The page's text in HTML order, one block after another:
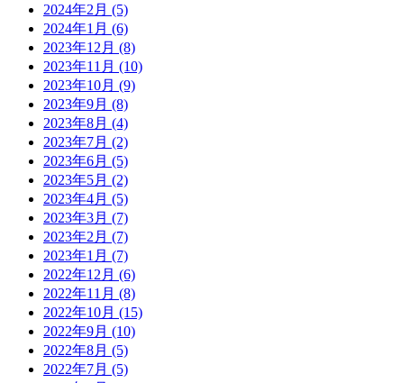
2024年2月 (5)
2024年1月 (6)
2023年12月 (8)
2023年11月 (10)
2023年10月 (9)
2023年9月 (8)
2023年8月 (4)
2023年7月 (2)
2023年6月 (5)
2023年5月 (2)
2023年4月 (5)
2023年3月 (7)
2023年2月 (7)
2023年1月 (7)
2022年12月 (6)
2022年11月 (8)
2022年10月 (15)
2022年9月 (10)
2022年8月 (5)
2022年7月 (5)